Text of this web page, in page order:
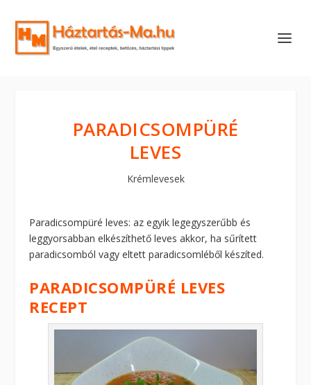
PARADICSOMPÜRÉ
LEVES
Krémlevesek
Paradicsompüré leves: az egyik legegyszerűbb és
leggyorsabban elkészíthető leves akkor, ha sűrített
paradicsomból vagy eltett paradicsomléből készíted.
PARADICSOMPÜRÉ LEVES
RECEPT